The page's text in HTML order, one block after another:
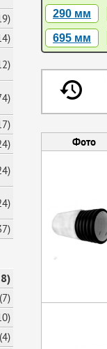
(7)
(4)
290 мм
695 мм
Фото